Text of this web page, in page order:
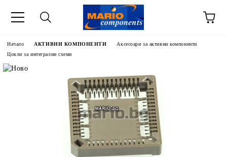
Начало АКТИВНИ КОМПОНЕНТИ
Аксесоари за активни компоненти
Цокли за интегрални схеми